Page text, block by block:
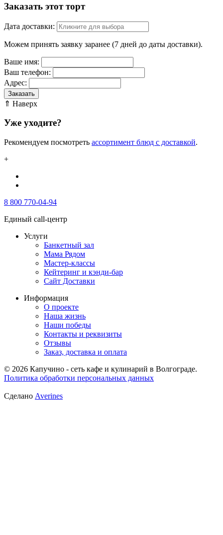
Заказать этот торт
Дата доставки:
Можем принять заявку заранее (7 дней до даты доставки).
Ваше имя:
Ваш телефон:
Адрес:
Заказать
⇑ Наверх
Уже уходите?
Рекомендуем посмотреть ассортимент блюд с доставкой.
+
8 800 770-04-94
Единый call-центр
Услуги
Банкетный зал
Мама Рядом
Мастер-классы
Кейтеринг и кэнди-бар
Сайт Доставки
Информация
О проекте
Наша жизнь
Наши победы
Контакты и реквизиты
Отзывы
Заказ, доставка и оплата
© 2026 Капучино - сеть кафе и кулинарий в Волгограде.
Политика обработки персональных данных
Сделано Averines